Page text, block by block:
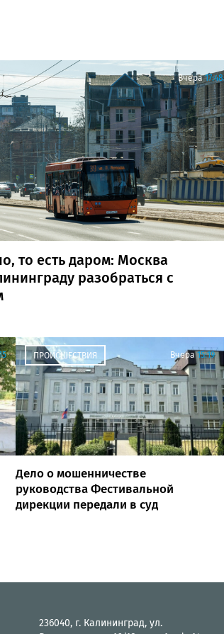
Вчера 17:48
то есть даром: Москва
разобраться с
ПРОИСШЕСТВИЯ Вчера 15:19
Дело о мошенничестве
руководства Фестивальной
дирекции передали в суд
236040, г. Калининград, ул.